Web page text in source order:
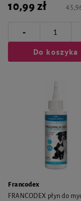
10,99 zł
-
Do koszyka
Francodex
FRANCODEX płyn do